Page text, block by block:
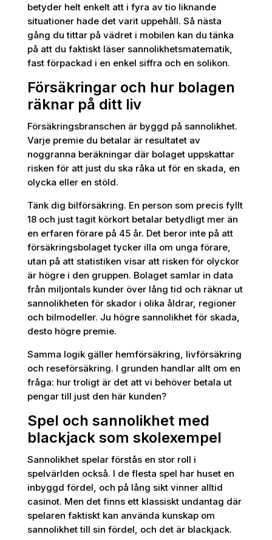
betyder helt enkelt att i fyra av tio liknande
situationer hade det varit uppehåll. Så nästa
gång du tittar på vädret i mobilen kan du tänka
på att du faktiskt läser sannolikhetsmatematik,
fast förpackad i en enkel siffra och en solikon.
Försäkringar och hur bolagen
räknar på ditt liv
Försäkringsbranschen är byggd på sannolikhet.
Varje premie du betalar är resultatet av
noggranna beräkningar där bolaget uppskattar
risken för att just du ska råka ut för en skada, en
olycka eller en stöld.
Tänk dig bilförsäkring. En person som precis fyllt
18 och just tagit körkort betalar betydligt mer än
en erfaren förare på 45 år. Det beror inte på att
försäkringsbolaget tycker illa om unga förare,
utan på att statistiken visar att risken för olyckor
är högre i den gruppen. Bolaget samlar in data
från miljontals kunder över lång tid och räknar ut
sannolikheten för skador i olika åldrar, regioner
och bilmodeller. Ju högre sannolikhet för skada,
desto högre premie.
Samma logik gäller hemförsäkring, livförsäkring
och reseförsäkring. I grunden handlar allt om en
fråga: hur troligt är det att vi behöver betala ut
pengar till just den här kunden?
Spel och sannolikhet med
blackjack som skolexempel
Sannolikhet spelar förstås en stor roll i
spelvärlden också. I de flesta spel har huset en
inbyggd fördel, och på lång sikt vinner alltid
casinot. Men det finns ett klassiskt undantag där
spelaren faktiskt kan använda kunskap om
sannolikhet till sin fördel, och det är blackjack.